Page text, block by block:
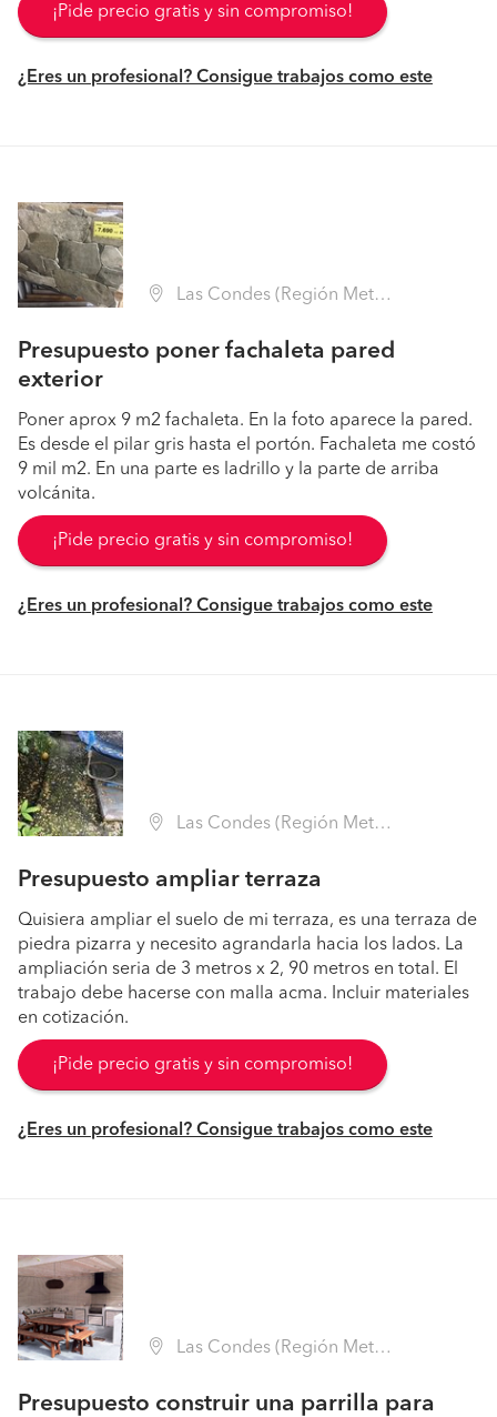
¡Pide precio gratis y sin compromiso!
¿Eres un profesional? Consigue trabajos como este
Las Condes (Región Metropolitana - Santiago)
Presupuesto poner fachaleta pared
exterior
Poner aprox 9 m2 fachaleta. En la foto aparece la pared.
Es desde el pilar gris hasta el portón. Fachaleta me costó
9 mil m2. En una parte es ladrillo y la parte de arriba
volcánita.
¡Pide precio gratis y sin compromiso!
¿Eres un profesional? Consigue trabajos como este
Las Condes (Región Metropolitana - Santiago)
Presupuesto ampliar terraza
Quisiera ampliar el suelo de mi terraza, es una terraza de
piedra pizarra y necesito agrandarla hacia los lados. La
ampliación seria de 3 metros x 2, 90 metros en total. El
trabajo debe hacerse con malla acma. Incluir materiales
en cotización.
¡Pide precio gratis y sin compromiso!
¿Eres un profesional? Consigue trabajos como este
Las Condes (Región Metropolitana - Santiago)
Presupuesto construir una parrilla para